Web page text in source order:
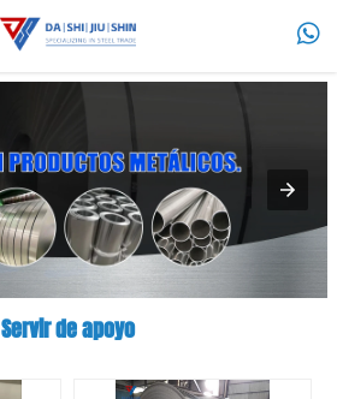

Servir de apoyo